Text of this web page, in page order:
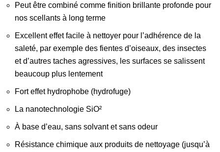
Peut être combiné comme finition brillante profonde pour
nos scellants à long terme
Excellent effet facile à nettoyer pour l’adhérence de la
saleté, par exemple des fientes d’oiseaux, des insectes
et d’autres taches agressives, les surfaces se salissent
beaucoup plus lentement
Fort effet hydrophobe (hydrofuge)
La nanotechnologie SiO²
À base d’eau, sans solvant et sans odeur
Résistance chimique aux produits de nettoyage (jusqu’à